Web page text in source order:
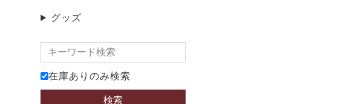
グッズ
在庫ありのみ検索
検索